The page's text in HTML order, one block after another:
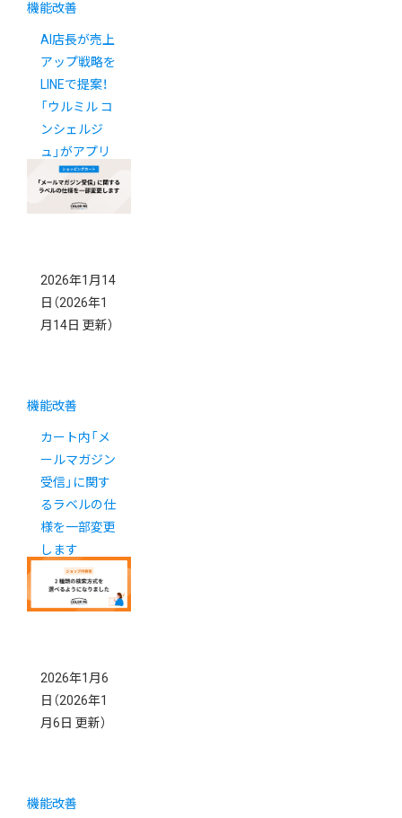
機能改善
AI店長が売上
アップ戦略を
LINEで提案！
「ウルミル コ
ンシェルジ
ュ」がアプリ
ストアに登場
2026年1月14
日 （2026年1
月14日 更新）
機能改善
カート内「メ
ールマガジン
受信」に関す
るラベルの仕
様を一部変更
します
2026年1月6
日 （2026年1
月6日 更新）
機能改善